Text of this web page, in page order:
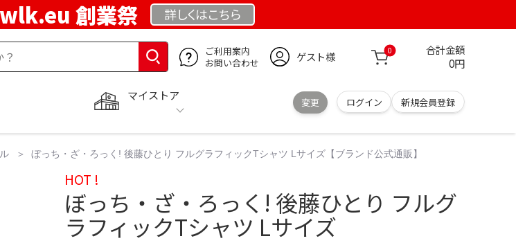
創業祭 詳しくはこちら
ご利用案内
お問い合わせ
ゲスト様 0 合計金額
0円
マイストア
変更 ログイン 新規会員登録
ぼっち・ざ・ろっく! 後藤ひとり フルグラフィックTシャツ Lサイズ【ブランド公式通販】
HOT !
ぼっち・ざ・ろっく! 後藤ひとり フルグ
ラフィックTシャツ Lサイズ